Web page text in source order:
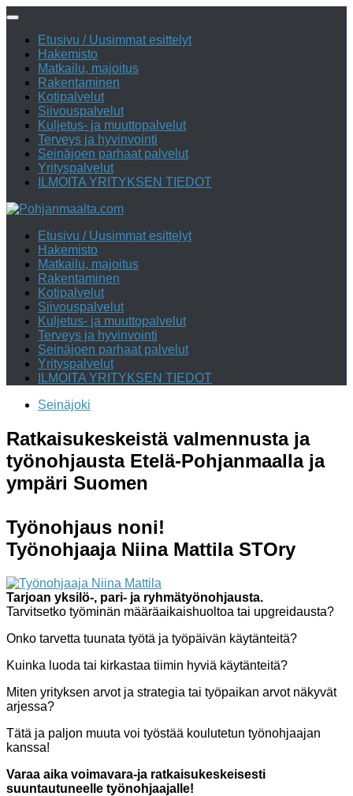
Skip
contentEtusivu / Uusimmat esittelyt
Hakemisto
Matkailu, majoitus
Rakentaminen
Kotipalvelut
Siivouspalvelut
Kuljetus- ja muuttopalvelut
Terveys ja hyvinvointi
Seinäjoen parhaat palvelut
Yrityspalvelut
ILMOITA YRITYKSEN TIEDOT
Etusivu / Uusimmat esittelyt
Hakemisto
Matkailu, majoitus
Rakentaminen
Kotipalvelut
Siivouspalvelut
Kuljetus- ja muuttopalvelut
Terveys ja hyvinvointi
Seinäjoen parhaat palvelut
Yrityspalvelut
ILMOITA YRITYKSEN TIEDOT
Seinäjoki
Ratkaisukeskeistä valmennusta ja
työnohjausta Etelä-Pohjanmaalla ja
ympäri Suomen
Työnohjaus noni!
Työnohjaaja Niina Mattila STOry
Tarjoan yksilö-, pari- ja ryhmätyönohjausta.
Tarvitsetko työminän määräaikaishuoltoa tai upgreidausta?
Onko tarvetta tuunata työtä ja työpäivän käytänteitä?
Kuinka luoda tai kirkastaa tiimin hyviä käytänteitä?
Miten yrityksen arvot ja strategia tai työpaikan arvot näkyvät
arjessa?
Tätä ja paljon muuta voi työstää koulutetun työnohjaajan
kanssa!
Varaa aika voimavara-ja ratkaisukeskeisesti
suuntautuneelle työnohjaajalle!